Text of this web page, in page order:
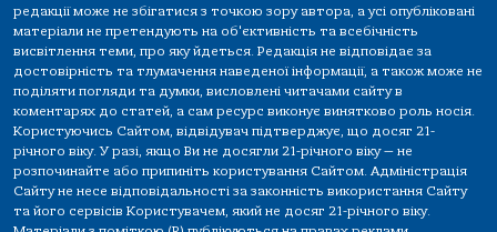
редакції може не збігатися з точкою зору автора, а усі опубліковані
матеріали не претендують на об'єктивність та всебічність
висвітлення теми, про яку йдеться. Редакція не відповідає за
достовірність та тлумачення наведеної інформації, а також може не
поділяти погляди та думки, висловлені читачами сайту в
коментарях до статей, а сам ресурс виконує винятково роль носія.
Користуючись Сайтом, відвідувач підтверджує, що досяг 21-
річного віку. У разі, якщо Ви не досягли 21-річного віку — не
розпочинайте або припиніть користування Сайтом. Адміністрація
Сайту не несе відповідальності за законність використання Сайту
та його сервісів Користувачем, який не досяг 21-річного віку.